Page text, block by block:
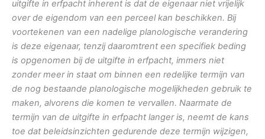
uitgifte in erfpacht inherent is dat de eigenaar niet vrijelijk
over de eigendom van een perceel kan beschikken. Bij
voortekenen van een nadelige planologische verandering
is deze eigenaar, tenzij daaromtrent een specifiek beding
is opgenomen bij de uitgifte in erfpacht, immers niet
zonder meer in staat om binnen een redelijke termijn van
de nog bestaande planologische mogelijkheden gebruik te
maken, alvorens die komen te vervallen. Naarmate de
termijn van de uitgifte in erfpacht langer is, neemt de kans
toe dat beleidsinzichten gedurende deze termijn wijzigen,